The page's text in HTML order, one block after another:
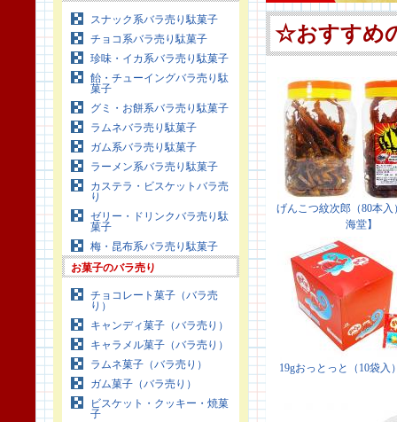
スナック系バラ売り駄菓子
チョコ系バラ売り駄菓子
珍味・イカ系バラ売り駄菓子
飴・チューイングバラ売り駄
菓子
グミ・お餅系バラ売り駄菓子
ラムネバラ売り駄菓子
ガム系バラ売り駄菓子
ラーメン系バラ売り駄菓子
カステラ・ビスケットバラ売
り
ゼリー・ドリンクバラ売り駄
菓子
梅・昆布系バラ売り駄菓子
お菓子のバラ売り
チョコレート菓子（バラ売
り）
キャンディ菓子（バラ売り）
キャラメル菓子（バラ売り）
ラムネ菓子（バラ売り）
ガム菓子（バラ売り）
ビスケット・クッキー・焼菓
子